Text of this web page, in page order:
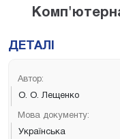
ДЕТАЛІ
Автор:
О. О. Лещенко
Мова документу:
Українська